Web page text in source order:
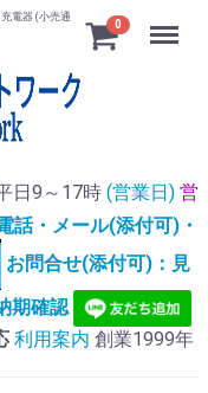
電器 (小売通
0 Menu
日9～17時 (営業日) 営
話・メール(添付可)・
お問合せ(添付可)：見
期確認
利用案内 創業1999年